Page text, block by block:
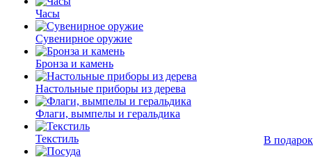
Часы
Сувенирное оружие
Бронза и камень
Настольные приборы из дерева
Флаги, вымпелы и геральдика
Текстиль
В